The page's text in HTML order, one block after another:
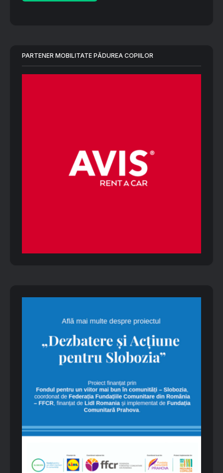
PARTENER MOBILITATE PĂDUREA COPIILOR